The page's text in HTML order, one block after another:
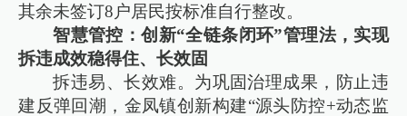
其余未签订8户居民按标准自行整改。
智慧管控：创新“全链条闭环”管理法，实现
拆违成效稳得住、长效固
拆违易、长效难。为巩固治理成果，防止违
建反弹回潮，金凤镇创新构建“源头防控+动态监